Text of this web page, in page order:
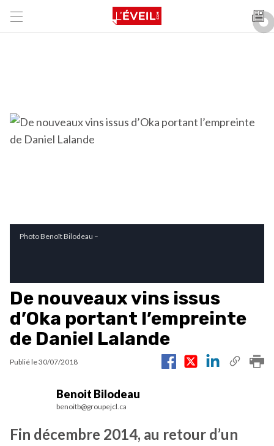
Photo Benoît Bilodeau –
De nouveaux vins issus
d’Oka portant l’empreinte
de Daniel Lalande
Publié le30/07/2018
Benoit Bilodeau
benoitb@groupejcl.ca
Fin décembre 2014, au retour d’un